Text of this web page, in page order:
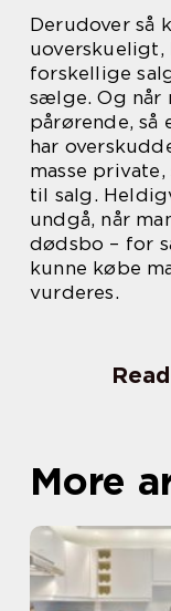
Derudover så
uoverskueligt,
forskellige
sælge. Og når
pårørende,
har
masse
til salg.
undgå, når
dødsbo – for
kunne købe
vurderes.
More